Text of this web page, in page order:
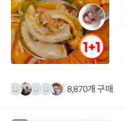
8,870개 구매